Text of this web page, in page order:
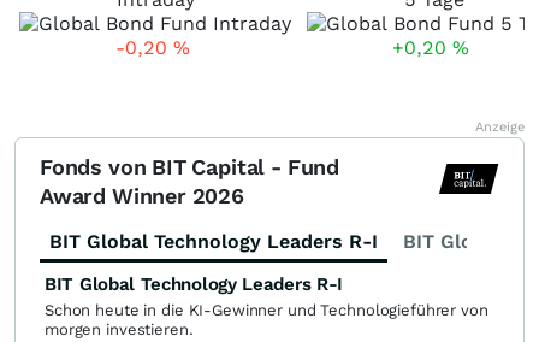
-0,20 % +0,20 %
Anzeige
Fonds von BIT Capital - Fund
Award Winner 2026
BIT Global Technology Leaders R-I BIT Global
BIT Global Technology Leaders R-I
Schon heute in die KI-Gewinner und Technologieführer von
morgen investieren.